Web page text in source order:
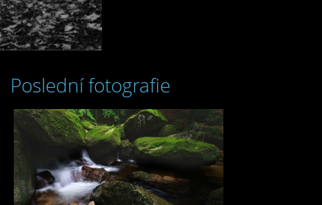
Poslední fotografie